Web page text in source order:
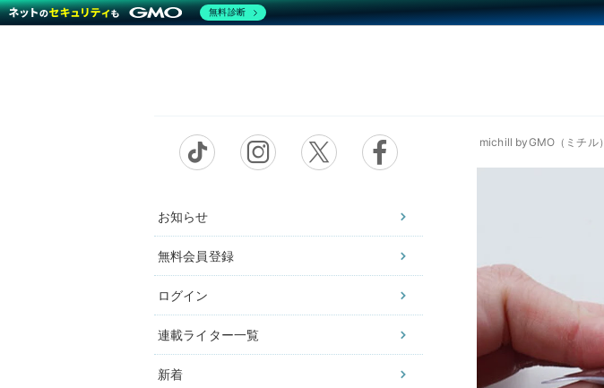
お知らせ
無料会員登録
ログイン
連載ライター一覧
新着
michill byGMO（ミチル）
無料診断